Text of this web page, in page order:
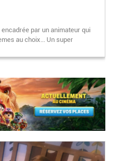
par un animateur qui
au choix... Un super